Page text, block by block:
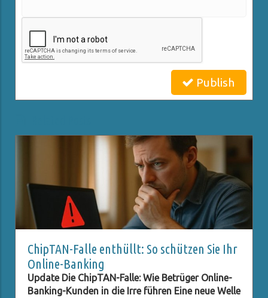
Publish
ChipTAN-Falle enthüllt: So schützen Sie Ihr
Online-Banking
Update Die ChipTAN-Falle: Wie Betrüger Online-
Banking-Kunden in die Irre führen Eine neue Welle